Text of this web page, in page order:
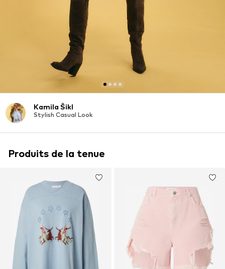
Kamila Šikl
Stylish Casual Look
Produits de la tenue